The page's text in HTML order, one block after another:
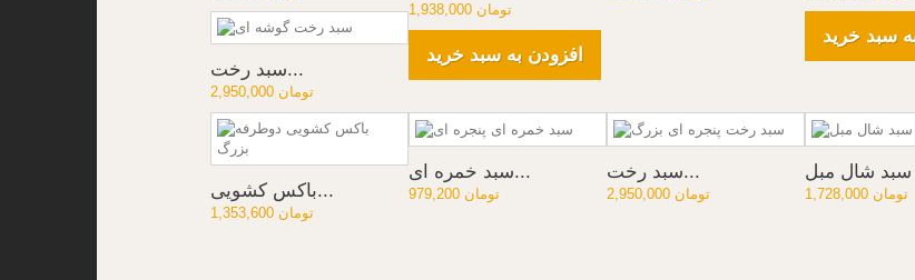
سبد خرید
1,938,000 تومان
افزودن به سبد خرید
سبد رخت...
2,950,000 تومان
سبد شال مبل
1,728,000 تومان
سبد رخت...
2,950,000 تومان
سبد خمره ای...
979,200 تومان باکس کشویی...
1,353,600 تومان